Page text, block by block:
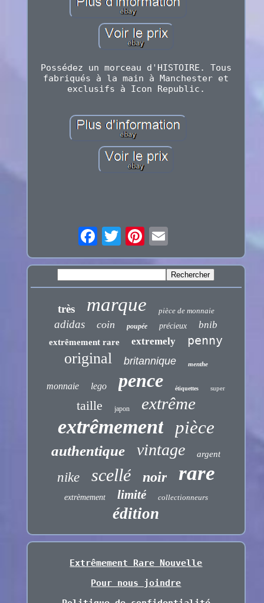
Possédez un morceau d'HISTOIRE. Tous
fabriqués à la main à Manchester et
exclusifs à Icon Republic.
très marque pièce de monnaie
adidas coin poupée précieux bnib
extrêmement rare extremely penny
original britannique menthe
monnaie lego pence étiquettes super
taille japon extrême
extrêmement pièce
authentique vintage argent
nike scellé noir rare
extrèmement limité collectionneurs
édition
Extrêmement Rare Nouvelle
Pour nous joindre